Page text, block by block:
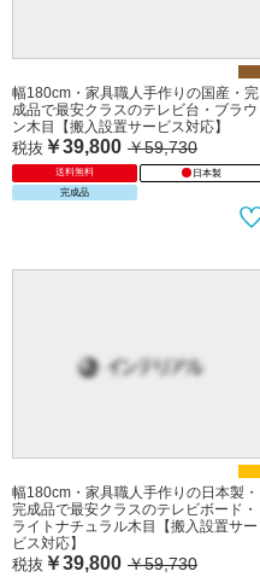
幅180cm・家具職人手作りの国産・完
成品で最安クラスのテレビ台・ブラウ
ン木目【搬入設置サービス対応】
税抜 ￥39,800 ￥59,730
送料無料
日本製
完成品
幅180cm・家具職人手作りの日本製・
完成品で最安クラスのテレビボード・
ライトナチュラル木目【搬入設置サー
ビス対応】
税抜 ￥39,800 ￥59,730